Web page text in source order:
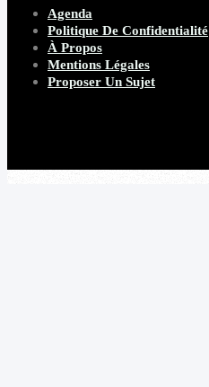
Agenda
Politique De Confidentialité
À Propos
Mentions Légales
Proposer Un Sujet